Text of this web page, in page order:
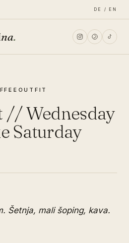
DE / EN
.
OUTFIT
// Wednesday
Saturday
Šetnja, mali šoping, kava.